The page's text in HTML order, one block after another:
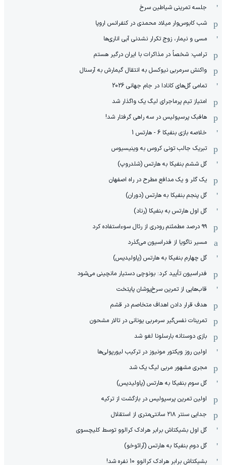
جلسه تمرینی شیاطین سرخ
شب کابوس‌وار میلاد محمدی در کنفرانس اروپا
مسی و نیمار، زوج تکرار نشدنی آبی اناری‌ها
ترامپ: شخصاً در مذاکرات با ایران درگیر هستم
واکنش سرمربی نیوکسل به انتقال گیمارش به آرسنال
تمامی گل‌های کانادا در جام جهانی 2026
امتیاز تیم پرماجرای لیگ یک واگذار شد
هافبک پرسپولیس در سه راهی گرفتار شد!
خلاصه بازی بنفیکا 6 - هارتس 1
تبریک جالب تونی کروس به وینیسیوس
گل ششم بنفیکا به هارتس (شلدروپ)
یک گلر و یک مدافع مطرح در راه اصفهان
گل پنجم بنفیکا به هارتس (دوران)
گل اول هارتس به بنفیکا (رناد)
۹۹ درصد مطمئنم رودری از رئال سوءاستفاده کرد
مسیر ناگویا از فدراسیون می‌گذرد
گل چهارم بنفیکا به هارتس (پاولیدیس)
فدراسیون تأیید کرد: بونوچی دستیار مانچینی می‌شود
قاب‌هایی از تمرین سرخ‌پوشان پایتخت
هدف قرار دادن اهداف متخاصم در قشم
‏تمرینات نفس‌گیر سرمربی یونانی در تالار مشحون
بازی دوستانه بارسلونا لغو شد
اولین روز ویکتور مونیوز در ترکیب لیورپولی‌ها
مجری مشهور مربی لیگ یک شد
گل سوم بنفیکا به هارتس (پاولیدیس)
اولین تمرین پرسپولیس در بازگشت از ترکیه
جدایی سنتر ۲۱۸ سانتی‌متری از استقلال
گل اول بشیکتاش برابر هرادک کرالوو توسط کلیچسوی
گل دوم بنفیکا به هارتس (آرائوخو)
بشیکتاش برابر هرادک کرالوو 10 نفره شد!